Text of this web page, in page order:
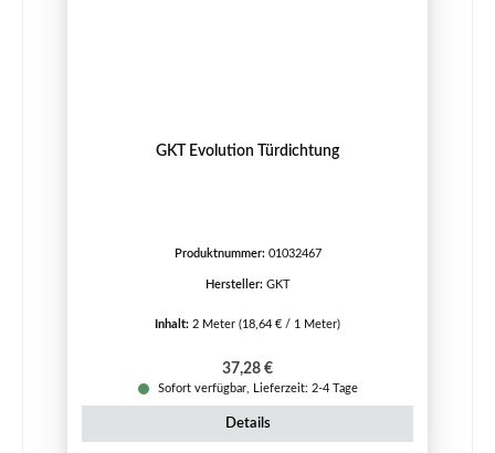
GKT Evolution Türdichtung
Produktnummer: 01032467
Hersteller: GKT
Inhalt: 2 Meter (18,64 € / 1 Meter)
Regulärer Preis:
37,28 €
Sofort verfügbar, Lieferzeit: 2-4 Tage
Details